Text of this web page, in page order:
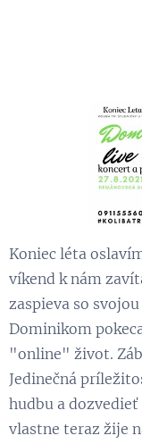
Koniec léta
víkend k nám
zaspieva so
Dominikom
"online" život.
Jedinečná
hudbu a
vlastne teraz žije